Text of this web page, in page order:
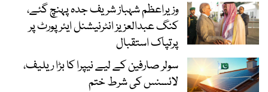
وزیراعظم شہباز شریف جدہ پہنچ گئے،
کنگ عبدالعزیز انٹرنیشنل ایئر پورٹ پر
پرتپاک استقبال
سولر صارفین کے لیے نیپرا کا بڑا ریلیف،
لائسنس کی شرط ختم